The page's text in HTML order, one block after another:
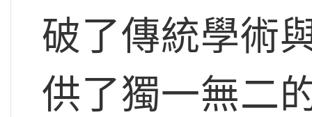
破了傳統學術
供了獨一無二